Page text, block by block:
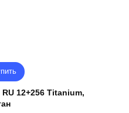
12+256 Titanium,